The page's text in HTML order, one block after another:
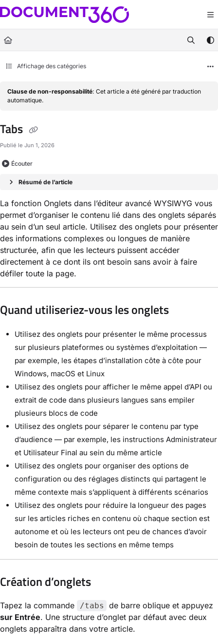
Documentation Index
Fetch the complete documentation index at:https://docs.document360.com/
Use this file to discover all available pages before exploring further.
Affichage des catégories
Clause de non-responsabilité: Cet article a été généré par traduction
automatique.
Tabs
Publié le Jun 1, 2026
Écouter
Résumé de l’article
La fonction Onglets dans l’éditeur avancé WYSIWYG vous
permet d’organiser le contenu lié dans des onglets séparés
au sein d’un seul article. Utilisez des onglets pour présenter
des informations complexes ou longues de manière
structurée, afin que les lecteurs puissent accéder
directement à ce dont ils ont besoin sans avoir à faire
défiler toute la page.
Quand utiliseriez-vous les onglets
Utilisez des onglets pour présenter le même processus
sur plusieurs plateformes ou systèmes d’exploitation —
par exemple, les étapes d’installation côte à côte pour
Windows, macOS et Linux
Utilisez des onglets pour afficher le même appel d’API ou
extrait de code dans plusieurs langues sans empiler
plusieurs blocs de code
Utilisez des onglets pour séparer le contenu par type
d’audience — par exemple, les instructions Administrateur
et Utilisateur Final au sein du même article
Utilisez des onglets pour organiser des options de
configuration ou des réglages distincts qui partagent le
même contexte mais s’appliquent à différents scénarios
Utilisez des onglets pour réduire la longueur des pages
sur les articles riches en contenu où chaque section est
autonome et où les lecteurs ont peu de chances d’avoir
besoin de toutes les sections en même temps
Création d’onglets
Tapez la commande /tabs
de barre oblique et appuyez
sur Entrée. Une structure d’onglet par défaut avec deux
onglets apparaîtra dans votre article.